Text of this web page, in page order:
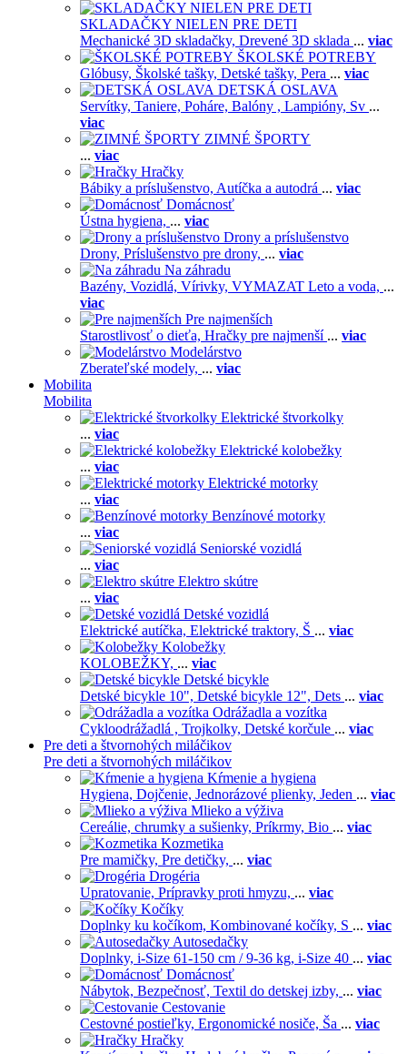
SKLADAČKY NIELEN PRE DETI
Mechanické 3D skladačky, Drevené 3D sklada ... viac
ŠKOLSKÉ POTREBY
Glóbusy, Školské tašky, Detské tašky, Pera ... viac
DETSKÁ OSLAVA
Servítky, Taniere, Poháre, Balóny , Lampióny, Sv ...
viac
ZIMNÉ ŠPORTY
... viac
Hračky
Bábiky a príslušenstvo, Autíčka a autodrá ... viac
Domácnosť
Ústna hygiena, ... viac
Drony a príslušenstvo
Drony, Príslušenstvo pre drony, ... viac
Na záhradu
Bazény, Vozidlá, Vírivky, VYMAZAT Leto a voda, ...
viac
Pre najmenších
Starostlivosť o dieťa, Hračky pre najmenší ... viac
Modelárstvo
Zberateľské modely, ... viac
Mobilita
Mobilita
Elektrické štvorkolky
... viac
Elektrické kolobežky
... viac
Elektrické motorky
... viac
Benzínové motorky
... viac
Seniorské vozidlá
... viac
Elektro skútre
... viac
Detské vozidlá
Elektrické autíčka, Elektrické traktory, Š ... viac
Kolobežky
KOLOBEŽKY, ... viac
Detské bicykle
Detské bicykle 10", Detské bicykle 12", Dets ... viac
Odrážadla a vozítka
Cykloodrážadlá , Trojkolky, Detské korčule ... viac
Pre deti a štvornohých miláčikov
Pre deti a štvornohých miláčikov
Kŕmenie a hygiena
Hygiena, Dojčenie, Jednorázové plienky, Jeden ... viac
Mlieko a výživa
Cereálie, chrumky a sušienky, Príkrmy, Bio ... viac
Kozmetika
Pre mamičky, Pre detičky, ... viac
Drogéria
Upratovanie, Prípravky proti hmyzu, ... viac
Kočíky
Doplnky ku kočíkom, Kombinované kočíky, S ... viac
Autosedačky
Doplnky, i-Size 61-150 cm / 9-36 kg, i-Size 40 ... viac
Domácnosť
Nábytok, Bezpečnosť, Textil do detskej izby, ... viac
Cestovanie
Cestovné postieľky, Ergonomické nosiče, Ša ... viac
Hračky